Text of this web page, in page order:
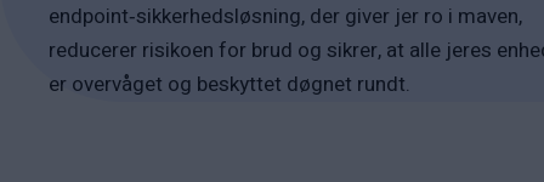
endpoint‑sikkerhedsløsning, der giver jer ro i maven,
reducerer risikoen for brud og sikrer, at alle jeres
er overvåget og beskyttet døgnet rundt.